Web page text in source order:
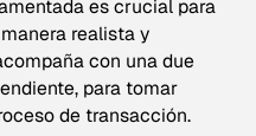
es crucial para
realista y
con una due
para tomar
de transacción.